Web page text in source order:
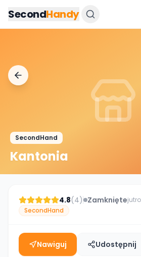
SecondHandy
SecondHand
Kantonia
4.8(4) Zamknięte
SecondHand
Nawiguj Udostępnij